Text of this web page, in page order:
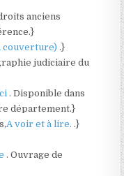
anciens
couverture).}
judiciaire du
. Disponible dans
département.}
A voir et à lire..}
. Ouvrage de